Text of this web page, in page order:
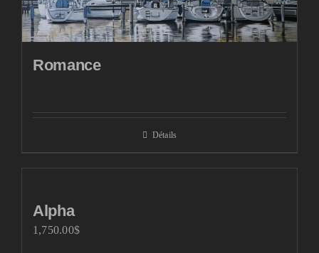
Romance
Détails
Alpha
1,750.00$